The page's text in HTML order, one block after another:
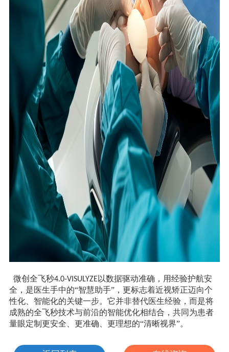
微创全飞秒4.0-VISULYZE以数据驱动准确，用经验护航安
全，是医生手中的“智慧助手”，更标志着近视矫正迈向个
性化、智能化的关键一步。它并非替代医生经验，而是将
成熟的全飞秒技术与前沿的智能优化相结合，共同为患者
量眼定制更安全、更准确、更理想的“清晰视界”。